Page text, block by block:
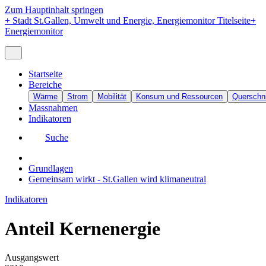
Zum Hauptinhalt springen
+ Stadt St.Gallen, Umwelt und Energie, Energiemonitor Titelseite+
Energiemonitor
Startseite
Bereiche
Wärme Strom Mobilität Konsum und Ressourcen
Massnahmen
Indikatoren
Suche
Grundlagen
Gemeinsam wirkt - St.Gallen wird klimaneutral
Indikatoren
Anteil Kernenergie
Ausgangswert